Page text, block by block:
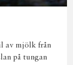
av mjölk från
på tungan